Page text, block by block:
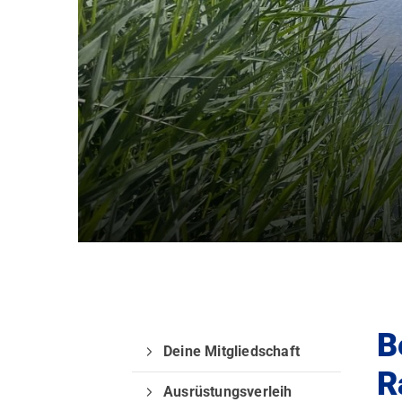
Deine Mitgliedschaft
Ausrüstungsverleih
Sportangebote
Trainingszeiten